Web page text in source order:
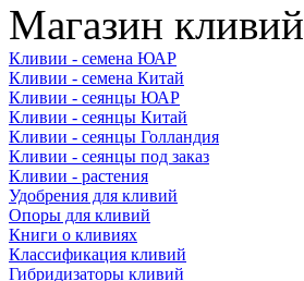
Магазин кливий
Кливии - семена ЮАР
Кливии - семена Китай
Кливии - сеянцы ЮАР
Кливии - сеянцы Китай
Кливии - сеянцы Голландия
Кливии - сеянцы под заказ
Кливии - растения
Удобрения для кливий
Опоры для кливий
Книги о кливиях
Классификация кливий
Гибридизаторы кливий